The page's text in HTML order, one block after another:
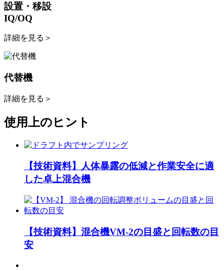
設置・移設
IQ/OQ
詳細を見る ＞
代替機
詳細を見る ＞
使用上のヒント
【技術資料】人体暴露の低減と作業安全に適
した卓上混合機
【技術資料】混合機VM-2の目盛と回転数の目
安